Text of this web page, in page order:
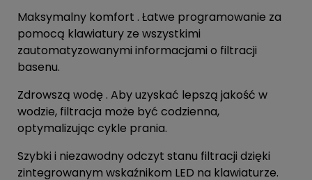
Maksymalny komfort . Łatwe programowanie za
pomocą klawiatury ze wszystkimi
zautomatyzowanymi informacjami o filtracji
basenu.
Zdrowszą wodę . Aby uzyskać lepszą jakość w
wodzie, filtracja może być codzienna,
optymalizując cykle prania.
Szybki i niezawodny odczyt stanu filtracji dzięki
zintegrowanym wskaźnikom LED na klawiaturze.